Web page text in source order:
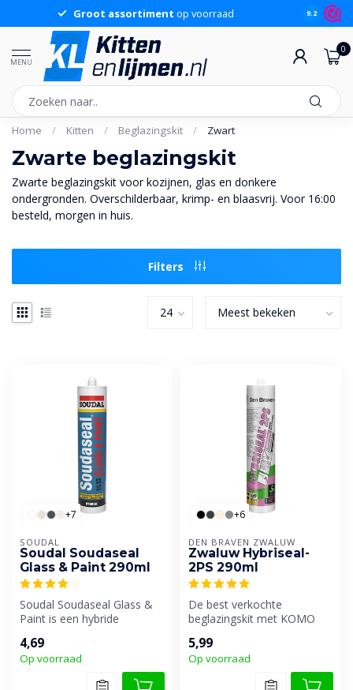
Groot assortiment op voorraad 9.2
MENU
0
Home / Kitten / Beglazingskit / Zwart
Zwarte beglazingskit
Zwarte beglazingskit voor kozijnen, glas en donkere
ondergronden. Overschilderbaar, krimp- en blaasvrij. Voor 16:00
besteld, morgen in huis.
Filters
+7
SOUDAL
Soudal Soudaseal
Glass & Paint 290ml
Soudal Soudaseal Glass &
Paint is een hybride
ontwikkeld...
4,69
Op voorraad
+6
DEN BRAVEN ZWALUW
Zwaluw Hybriseal-
2PS 290ml
De best verkochte
beglazingskit met KOMO
5,99
Op voorraad